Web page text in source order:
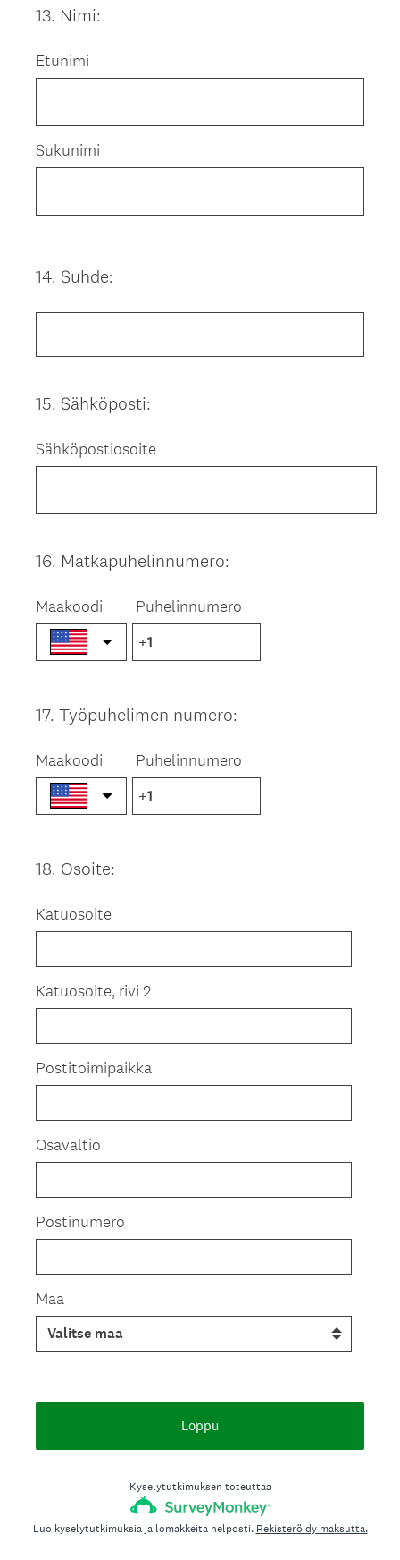
Question
13. Nimi:
Etunimi
Sukunimi
Question
14. Suhde:
Question
15. Sähköposti:
Sähköpostiosoite
Question
16. Matkapuhelinnumero:
Maakoodi Puhelinnumero
Question
17. Työpuhelimen numero:
Maakoodi Puhelinnumero
Question
18. Osoite:
Katuosoite
Katuosoite, rivi 2
Postitoimipaikka
Osavaltio
Postinumero
Maa
Loppu
Kyselytutkimuksen toteuttaa
Luo kyselytutkimuksia ja lomakkeita helposti. Rekisteröidy maksutta.